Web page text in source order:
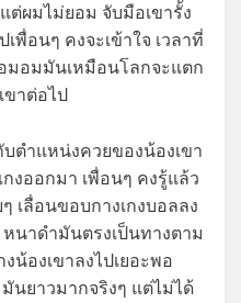
ต่ผมไม่ยอม จับมือเขารั้ง
พื่อนๆ คงจะเข้าใจ เวลาที่
มอมมันเหมือนโลกจะแตก
ขาต่อไป
ตำแหน่งควยของน้องเขา
งออกมา เพื่อนๆ คงรู้แล้ว
เลื่อนขอบกางเกงบอลลง
นาดำมันตรงเป็นทางตาม
น้องเขาลงไปเยอะพอ
นยาวมากจริงๆ แต่ไม่ได้